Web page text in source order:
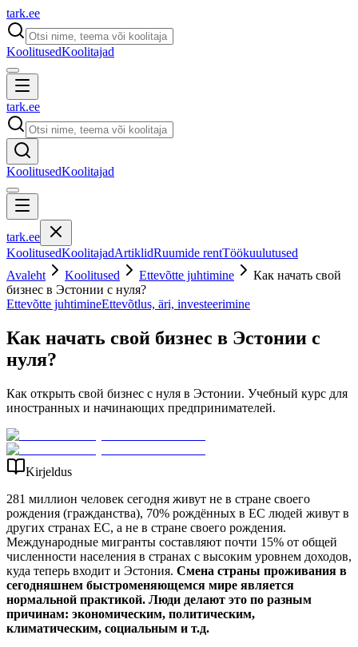
tark.ee
KoolitusedKoolitajad
tark.ee
KoolitusedKoolitajad
tark.ee
KoolitusedKoolitajadArtiklidRuumide rentTöökuulutused
Avaleht
Koolitused Ettevõtte juhtimine
Как начать свой
бизнес в Эстонии с нуля?
Ettevõtte juhtimineEttevõtlus, äri, investeerimine
Как начать свой бизнес в Эстонии с
нуля?
Как открыть свой бизнес с нуля в Эстонии. Учебный курс для
иностранных и начинающих предпринимателей.
Kirjeldus
281 миллион человек сегодня живут не в стране своего
рождения (гражданства), 70% рождённых в ЕС людей живут в
других странах ЕС, а не в стране своего рождения.
Международные мигранты составляют почти 15% от общей
численности населения в странах с высоким уровнем доходов,
куда теперь входит и Эстония. Смена страны проживания в
сегодняшнем быстроменяющемся мире является
нормальной практикой. Люди делают это по разным
причинам: экономическим, политическим,
климатическим, социальным и т.д.